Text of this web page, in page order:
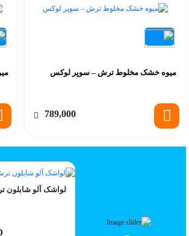
میوه خشک مخلوط ترش – سوپر لوکس
789,000
لواشک آلو